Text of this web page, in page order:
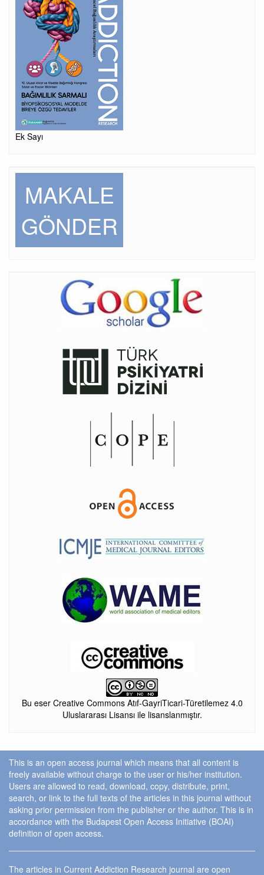
Ek Sayı
MAKALE
GÖNDER
Bu eser Creative Commons Atıf-GayriTicari-Türetilemez 4.0
Uluslararası Lisansı ile lisanslanmıştır.
This is an open access journal which means that all content is
freely available without charge to the user or his/her institution.
Users are allowed to read, download, copy, distribute, print,
search, or link to the full texts of the articles in this journal without
asking prior permission from the publisher or the author. This is in
accordance with the Budapest Open Access Initiative (BOAI)
definition of open access.
The articles in Current Addiction Research journal are open